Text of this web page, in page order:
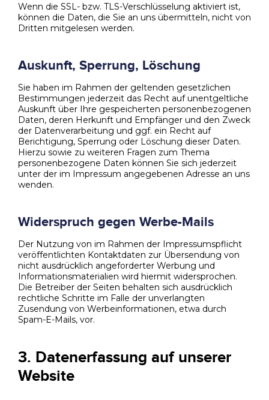
Wenn die SSL- bzw. TLS-Verschlüsselung aktiviert ist,
können die Daten, die Sie an uns übermitteln, nicht von
Dritten mitgelesen werden.
Auskunft, Sperrung, Löschung
Sie haben im Rahmen der geltenden gesetzlichen
Bestimmungen jederzeit das Recht auf unentgeltliche
Auskunft über Ihre gespeicherten personenbezogenen
Daten, deren Herkunft und Empfänger und den Zweck
der Datenverarbeitung und ggf. ein Recht auf
Berichtigung, Sperrung oder Löschung dieser Daten.
Hierzu sowie zu weiteren Fragen zum Thema
personenbezogene Daten können Sie sich jederzeit
unter der im Impressum angegebenen Adresse an uns
wenden.
Widerspruch gegen Werbe-Mails
Der Nutzung von im Rahmen der Impressumspflicht
veröffentlichten Kontaktdaten zur Übersendung von
nicht ausdrücklich angeforderter Werbung und
Informationsmaterialien wird hiermit widersprochen.
Die Betreiber der Seiten behalten sich ausdrücklich
rechtliche Schritte im Falle der unverlangten
Zusendung von Werbeinformationen, etwa durch
Spam-E-Mails, vor.
3. Datenerfassung auf unserer
Website